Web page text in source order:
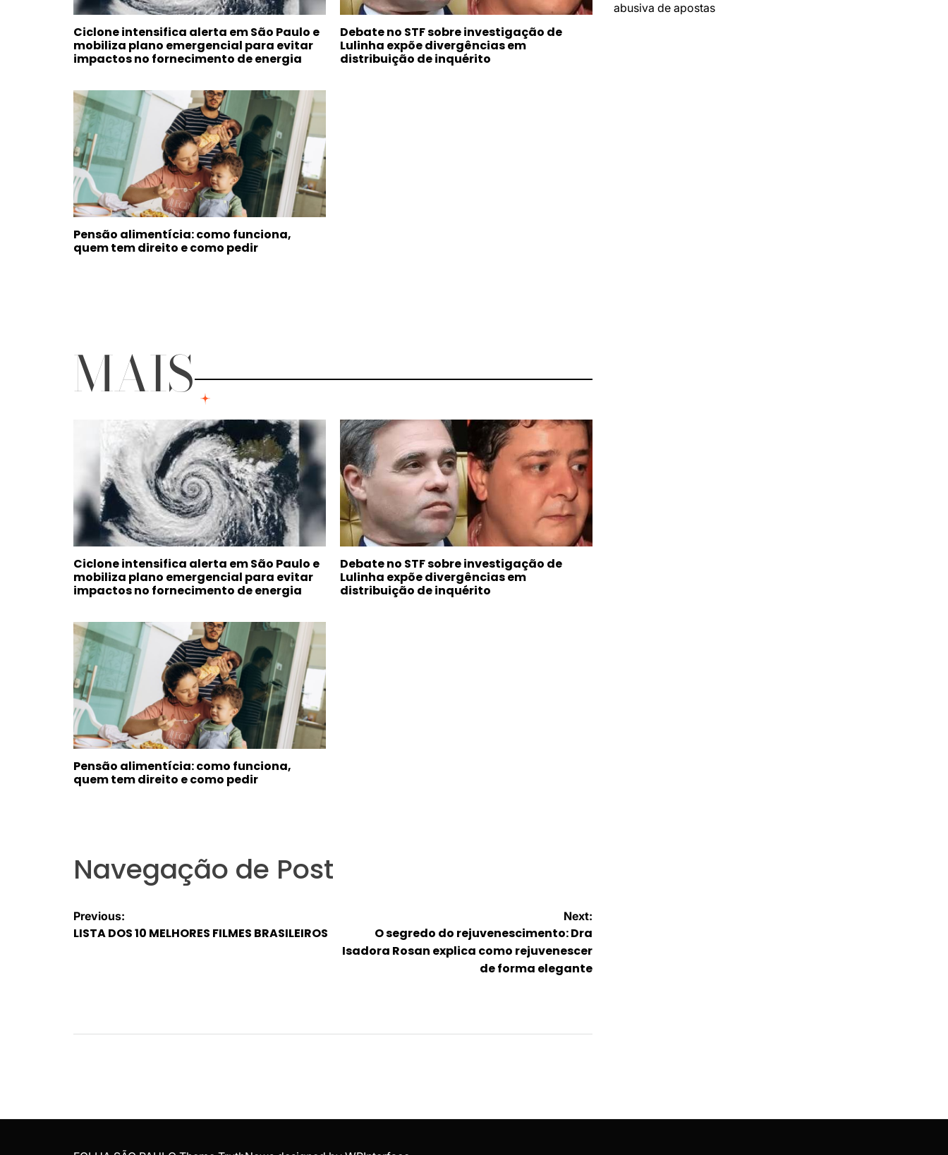
Ciclone intensifica alerta em São Paulo e
mobiliza plano emergencial para evitar
impactos no fornecimento de energia
Debate no STF sobre investigação de
Lulinha expõe divergências em
distribuição de inquérito
Pensão alimentícia: como funciona,
quem tem direito e como pedir
MAIS
Ciclone intensifica alerta em São Paulo e
mobiliza plano emergencial para evitar
impactos no fornecimento de energia
Debate no STF sobre investigação de
Lulinha expõe divergências em
distribuição de inquérito
Pensão alimentícia: como funciona,
quem tem direito e como pedir
Navegação de Post
Previous:
LISTA DOS 10 MELHORES FILMES BRASILEIROS
Next:
O segredo do rejuvenescimento: Dra
Isadora Rosan explica como rejuvenescer
de forma elegante
abusiva de apostas